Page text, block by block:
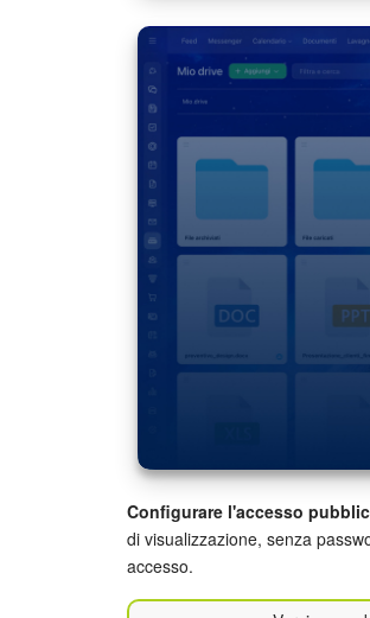
Configurare l'accesso
di visualizzazione, senza
accesso.